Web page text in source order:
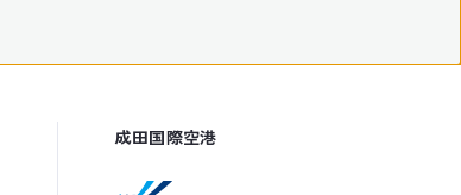
成田国際空港